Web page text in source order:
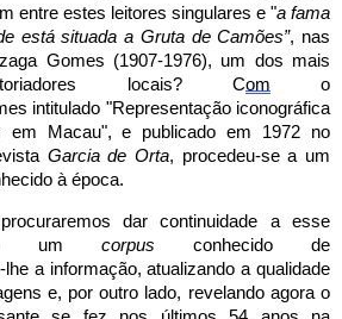
entre estes leitores singulares e "a fama
está situada a Gruta de Camões”, nas
Gomes (1907-1976), um dos mais
locais? Com o
intitulado "Representação iconográfica
em Macau", e publicadoem 1972 no
Garcia de Orta, procedeu-se a um
à época.
remos dar continuidade a esse
um corpus conhecido de
a informação, atualizando a qualidade
e, por outro lado, revelando agora o